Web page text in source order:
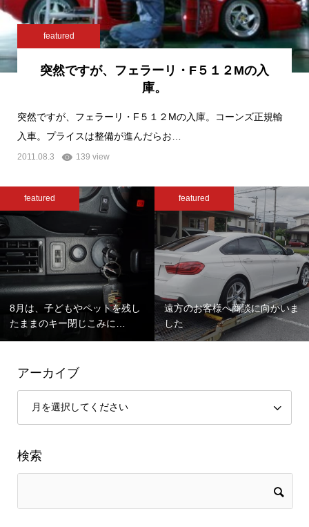
featured
突然ですが、フェラーリ・F５１２Mの入
庫。
突然ですが、フェラーリ・F５１２Mの入庫。コーンズ正規輸
入車。プライスは整備が進んだらお…
2011.08.3 139 view
featured
8月は、子どもやペットを残し
たままのキー閉じこみに…
featured
遠方のお客様へ商談に向かいま
した
アーカイブ
検索